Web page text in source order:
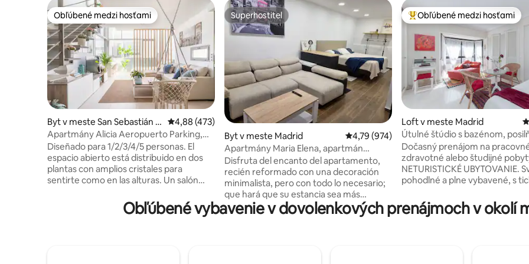
Obľúbené medzi hosťami
Obľúbené medzi hosťami
Byt v meste San Sebastián d
e los Reyes
Priemerné ohodnotenie 4,88 z 5, počet hodnotení: 473
4,88 (473)
Apartmány Alicia Aeropuerto Parking,
Golf...
Diseñado para 1/2/3/4/5 personas. El
espacio abierto está distribuido en dos
plantas con amplios cristales para
sentirte como en las alturas. Un salón
interior de diseño integra varios usos del
espacio. En la planta superior el suelo de
Superhostiteľ
Superhostiteľ
Byt v meste Madrid Priemerné ohodnotenie 4,79 z 5, počet
4,79 (974)
Apartmány Maria Elena, apartmán
Colombia
Disfruta del encanto del apartamento,
recién reformado con una decoración
minimalista, pero con todo lo necesario;
que hará que su estancia sea más
agradable. Encontrarás todo lo necesario
para una estancia agradable. El
Najobľúbenejšie medzi hosťami
Obľúbené medzi hosťami
Loft v meste Madrid
Útulné štúdio s bazénom,
záhradou atď. IFEMA
Dočasný prenájom na
zdravotné alebo študijné
NETURISTICKÉ UBYTOVANIE.
pohodlné a plne vybavené, s
hodinovým dozorom. Bazén
posilňovňa, tenisové, pádlové a
Jána Pavla II. len pár metrov od
Obľúbené vybavenie v dovolenkových prenájmoch v okolí